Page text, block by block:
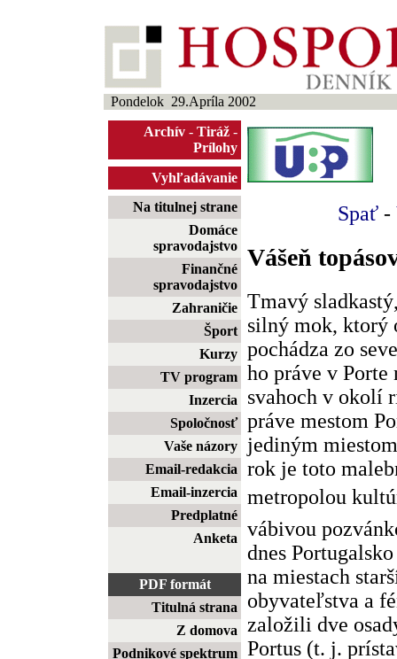
Pondelok 29.Apríla 2002
Archív - Tiráž -
Prílohy
Vyhľadávanie
Na titulnej strane
Domáce
spravodajstvo
Finančné
spravodajstvo
Zahraničie
Šport
Kurzy
TV program
Inzercia
Spoločnosť
Vaše názory
Email-redakcia
Email-inzercia
Predplatné
Anketa
PDF formát
Titulná strana
Z domova
Podnikové spektrum
Spať -
Vášeň
Tmavý
silný mok, ktorý
pochádza zo
ho práve v Porte
svahoch v okolí
práve mestom
jediným
rok je toto
metropolou
vábivou
dnes
na miestach
obyvateľstva a
založili dve
Portus (t. j.